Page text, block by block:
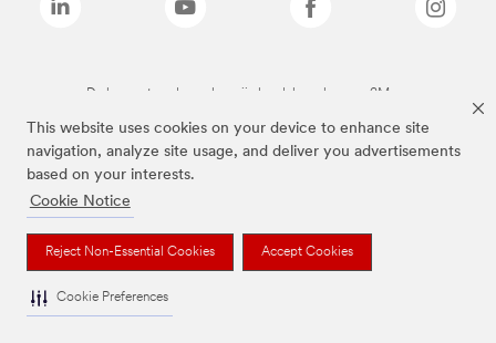
This website uses cookies on your device to enhance site
navigation, analyze site usage, and deliver you advertisements
based on your interests.
Cookie Notice
Reject Non-Essential Cookies Accept Cookies
Cookie Preferences
De bovenstaande merken zijn handelsmerken van 3M.we